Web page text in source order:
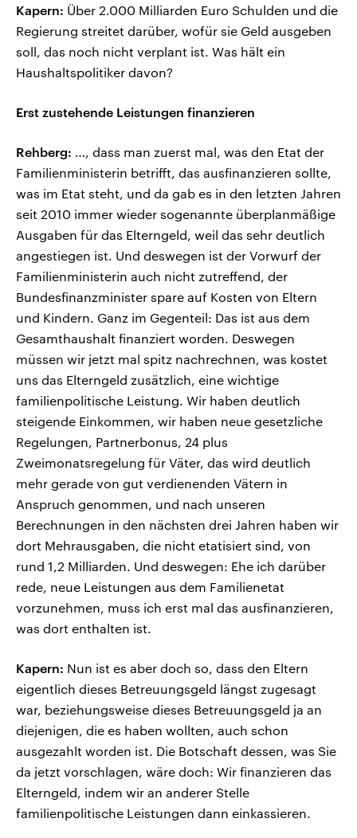
Kapern: Über 2.000 Milliarden Euro Schulden und die
Regierung streitet darüber, wofür sie Geld ausgeben
soll, das noch nicht verplant ist. Was hält ein
Haushaltspolitiker davon?
Erst zustehende Leistungen finanzieren
Rehberg: …, dass man zuerst mal, was den Etat der
Familienministerin betrifft, das ausfinanzieren sollte,
was im Etat steht, und da gab es in den letzten Jahren
seit 2010 immer wieder sogenannte überplanmäßige
Ausgaben für das Elterngeld, weil das sehr deutlich
angestiegen ist. Und deswegen ist der Vorwurf der
Familienministerin auch nicht zutreffend, der
Bundesfinanzminister spare auf Kosten von Eltern
und Kindern. Ganz im Gegenteil: Das ist aus dem
Gesamthaushalt finanziert worden. Deswegen
müssen wir jetzt mal spitz nachrechnen, was kostet
uns das Elterngeld zusätzlich, eine wichtige
familienpolitische Leistung. Wir haben deutlich
steigende Einkommen, wir haben neue gesetzliche
Regelungen, Partnerbonus, 24 plus
Zweimonatsregelung für Väter, das wird deutlich
mehr gerade von gut verdienenden Vätern in
Anspruch genommen, und nach unseren
Berechnungen in den nächsten drei Jahren haben wir
dort Mehrausgaben, die nicht etatisiert sind, von
rund 1,2 Milliarden. Und deswegen: Ehe ich darüber
rede, neue Leistungen aus dem Familienetat
vorzunehmen, muss ich erst mal das ausfinanzieren,
was dort enthalten ist.
Kapern: Nun ist es aber doch so, dass den Eltern
eigentlich dieses Betreuungsgeld längst zugesagt
war, beziehungsweise dieses Betreuungsgeld ja an
diejenigen, die es haben wollten, auch schon
ausgezahlt worden ist. Die Botschaft dessen, was Sie
da jetzt vorschlagen, wäre doch: Wir finanzieren das
Elterngeld, indem wir an anderer Stelle
familienpolitische Leistungen dann einkassieren.